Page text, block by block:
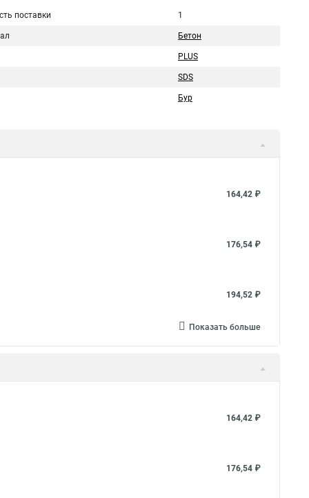
поставки 1
Бетон
PLUS
SDS
Бур
164,42 ₽
176,54 ₽
194,52 ₽
Показать больше
164,42 ₽
176,54 ₽